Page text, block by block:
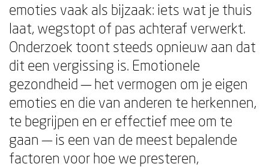
emoties vaak als bijzaak: iets wat je thuis
laat, wegstopt of pas achteraf verwerkt.
Onderzoek toont steeds opnieuw aan dat
dit een vergissing is. Emotionele
gezondheid — het vermogen om je eigen
emoties en die van anderen te herkennen,
te begrijpen en er effectief mee om te
gaan — is een van de meest bepalende
factoren voor hoe we presteren,